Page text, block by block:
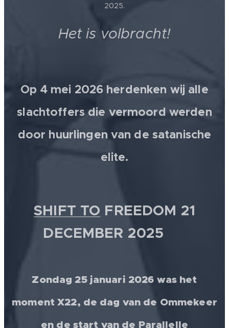
2025.
Het is volbracht!
Op 4 mei 2026 herdenken wij alle
slachtoffers die vermoord werden
door huurlingen van de satanische
elite.
SHIFT TO FREEDOM 21
DECEMBER 2025 💫
Zondag 25 januari 2026 was het
moment X22, de dag van de Ommekeer
en de start van de Parallelle